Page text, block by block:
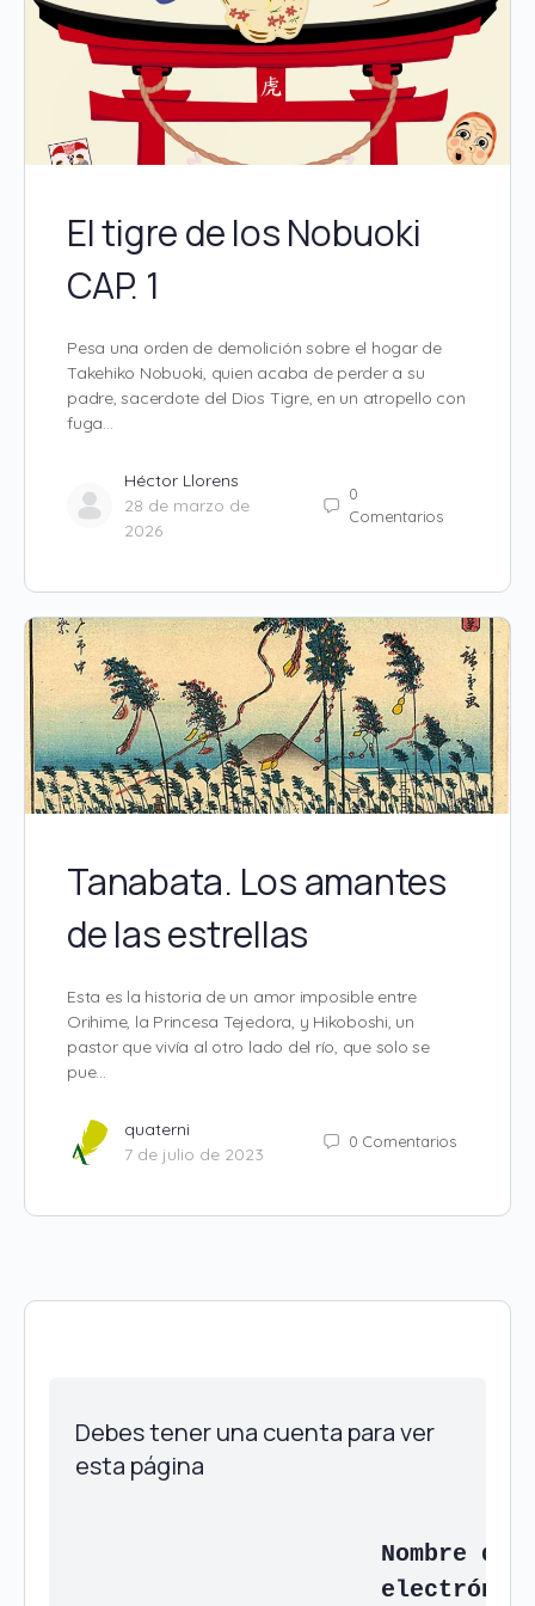
El tigre de los Nobuoki
CAP. 1
Pesa una orden de demolición sobre el hogar de
Takehiko Nobuoki, quien acaba de perder a su
padre, sacerdote del Dios Tigre, en un atropello con
fuga…
Héctor Llorens
28 de marzo de
2026
0
Comentarios
Tanabata. Los amantes
de las estrellas
Esta es la historia de un amor imposible entre
Orihime, la Princesa Tejedora, y Hikoboshi, un
pastor que vivía al otro lado del río, que solo se
pue…
quaterni
7 de julio de 2023
0 Comentarios
Debes tener una cuenta para ver
esta página
Nombre